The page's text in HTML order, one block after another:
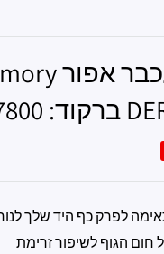
לפרק כף היד שלך
חום הגוף לשיפור זרימת